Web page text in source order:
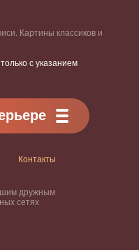
Картины классиков и
с указанием
Контакты
дружным
сетях